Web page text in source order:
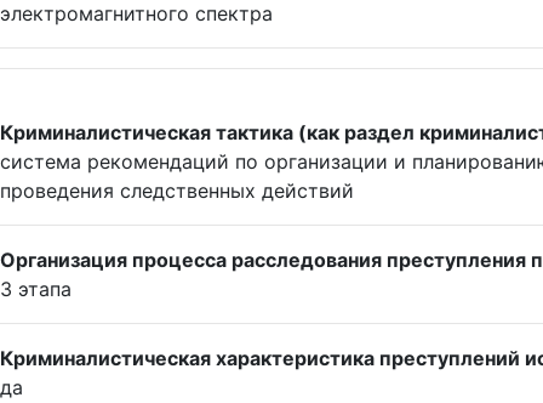
электромагнитного спектра
Криминалистическая тактика (как раздел
система рекомендаций по организации и
проведения следственных действий
Организация процесса расследования преступления
3 этапа
Криминалистическая характеристика преступлений
да